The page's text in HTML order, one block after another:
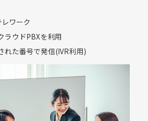
ワーク
ラウドPBXを利用​
れた番号で発信(IVR利用)​